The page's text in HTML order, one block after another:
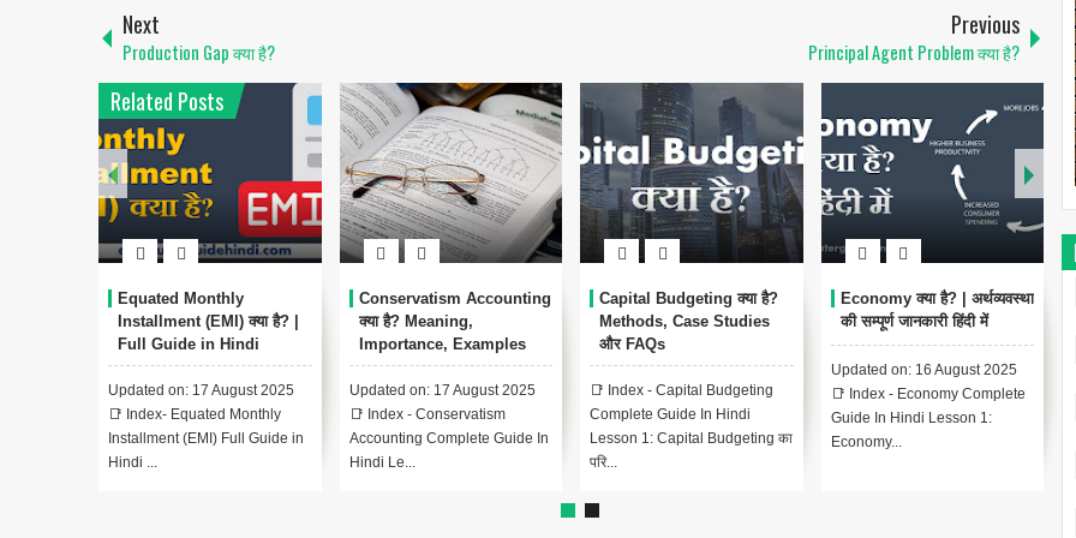
Next
Production Gap क्या है?
Previous
Principal Agent Problem क्या है?
Related Posts
Equated Monthly
Installment (EMI) क्या है? |
Full Guide in Hindi
Updated on: 17 August 2025
📑 Index- Equated Monthly
Installment (EMI) Full Guide in
Hindi ...
Conservatism Accounting
क्या है? Meaning,
Importance, Examples
Updated on: 17 August 2025
📑 Index - Conservatism
Accounting Complete Guide In
Hindi Le...
Capital Budgeting क्या है?
Methods, Case Studies
और FAQs
📑 Index - Capital Budgeting
Complete Guide In Hindi
Lesson 1: Capital Budgeting का
परि...
Economy क्या है? | अर्थव्यवस्था
की सम्पूर्ण जानकारी हिंदी में
Updated on: 16 August 2025
📑 Index - Economy Complete
Guide In Hindi Lesson 1:
Economy...